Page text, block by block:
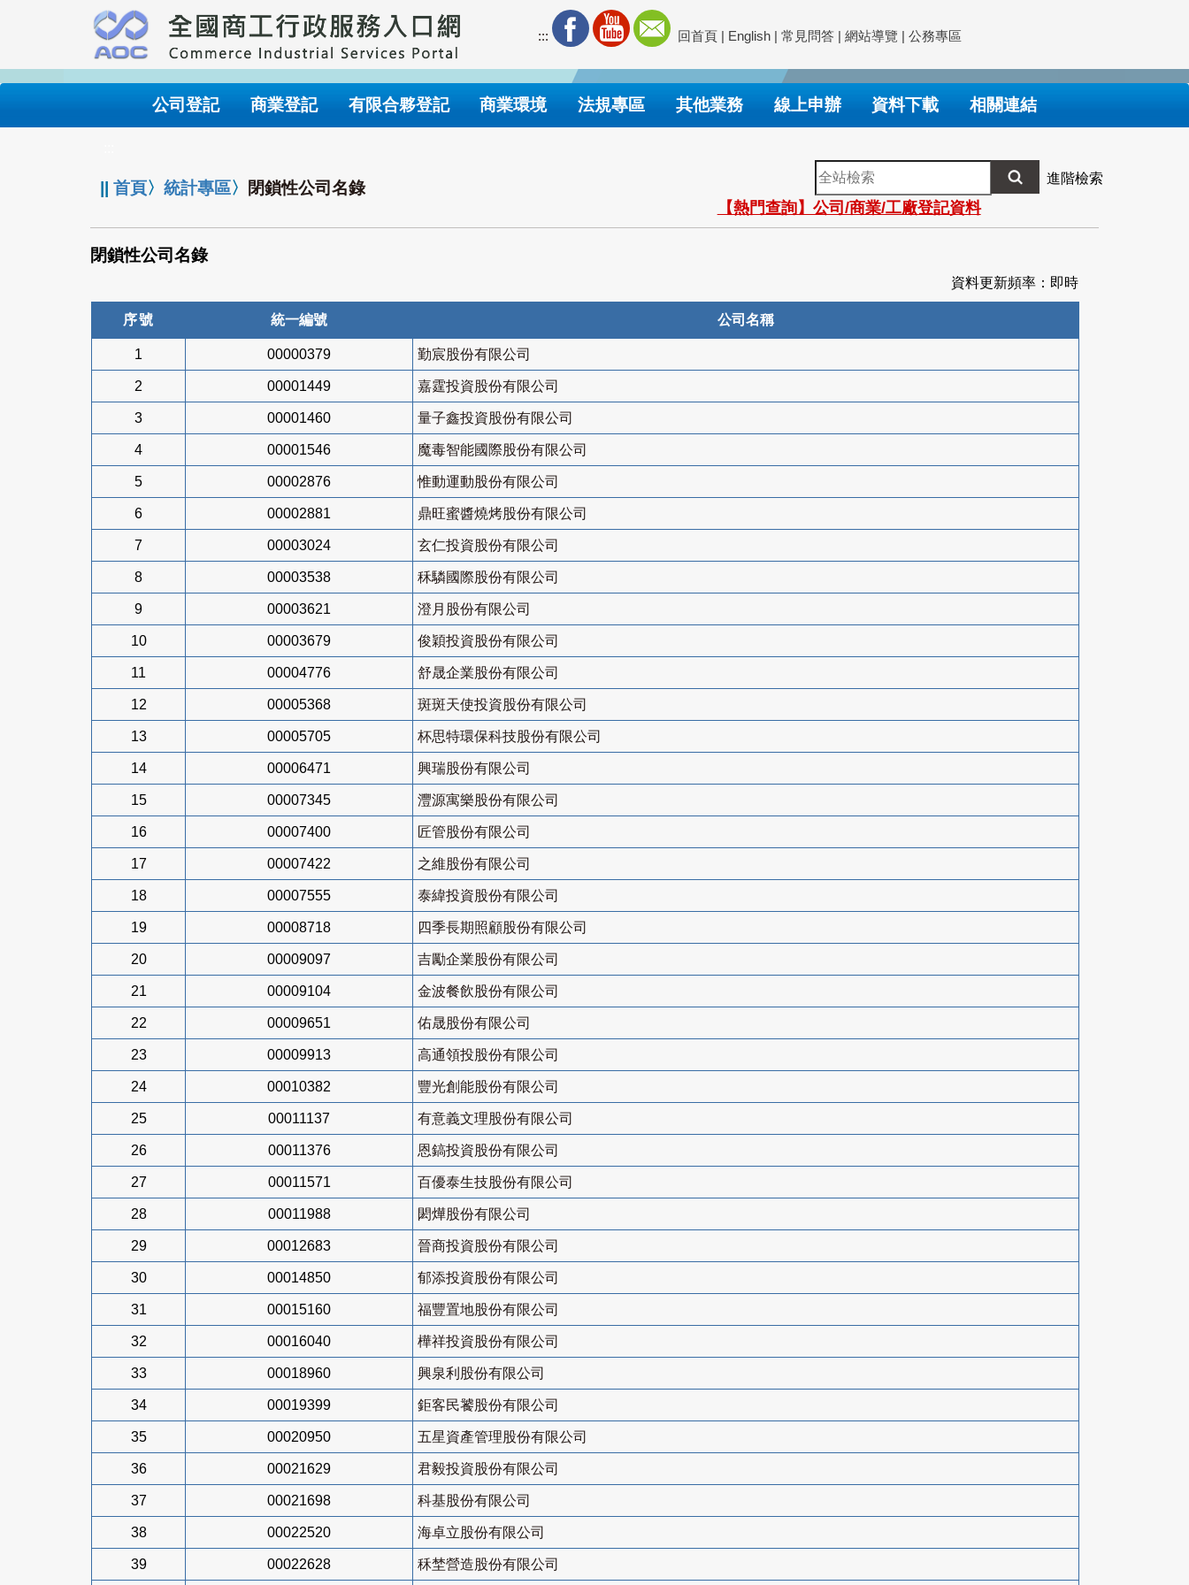
要
內
::: 回首頁 | English | 常見問答 | 網站導覽 | 公務專區
公司登記 商業登記 有限合夥登記 商業環境 法規專區 其他業務 線上申辦 資料下載 相關連結
||首頁〉統計專區〉 閉鎖性公司名錄
全
站
檢
索
進階檢索
【熱門查詢】公司/商業/工廠登記資料
閉鎖性公司名錄
資料更新頻率：即時
序號 統一編號 公司名稱
1 00000379 勤宸股份有限公司
2 00001449 嘉霆投資股份有限公司
3 00001460 量子鑫投資股份有限公司
4 00001546 魔毒智能國際股份有限公司
5 00002876 惟動運動股份有限公司
6 00002881 鼎旺蜜醬燒烤股份有限公司
7 00003024 玄仁投資股份有限公司
8 00003538 秝驎國際股份有限公司
9 00003621 澄月股份有限公司
10 00003679 俊穎投資股份有限公司
11 00004776 舒晟企業股份有限公司
12 00005368 斑斑天使投資股份有限公司
13 00005705 杯思特環保科技股份有限公司
14 00006471 興瑞股份有限公司
15 00007345 灃源寓樂股份有限公司
16 00007400 匠管股份有限公司
17 00007422 之維股份有限公司
18 00007555 泰緯投資股份有限公司
19 00008718 四季長期照顧股份有限公司
20 00009097 吉勵企業股份有限公司
21 00009104 金波餐飲股份有限公司
22 00009651 佑晟股份有限公司
23 00009913 高通領投股份有限公司
24 00010382 豐光創能股份有限公司
25 00011137 有意義文理股份有限公司
26 00011376 恩鎬投資股份有限公司
27 00011571 百優泰生技股份有限公司
28 00011988 閎燁股份有限公司
29 00012683 晉商投資股份有限公司
30 00014850 郁添投資股份有限公司
31 00015160 福豐置地股份有限公司
32 00016040 樺祥投資股份有限公司
33 00018960 興泉利股份有限公司
34 00019399 鉅客民饕股份有限公司
35 00020950 五星資產管理股份有限公司
36 00021629 君毅投資股份有限公司
37 00021698 科基股份有限公司
38 00022520 海卓立股份有限公司
39 00022628 秝埜營造股份有限公司